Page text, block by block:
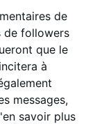
de
de followers
que le
à
messages,
savoir plus